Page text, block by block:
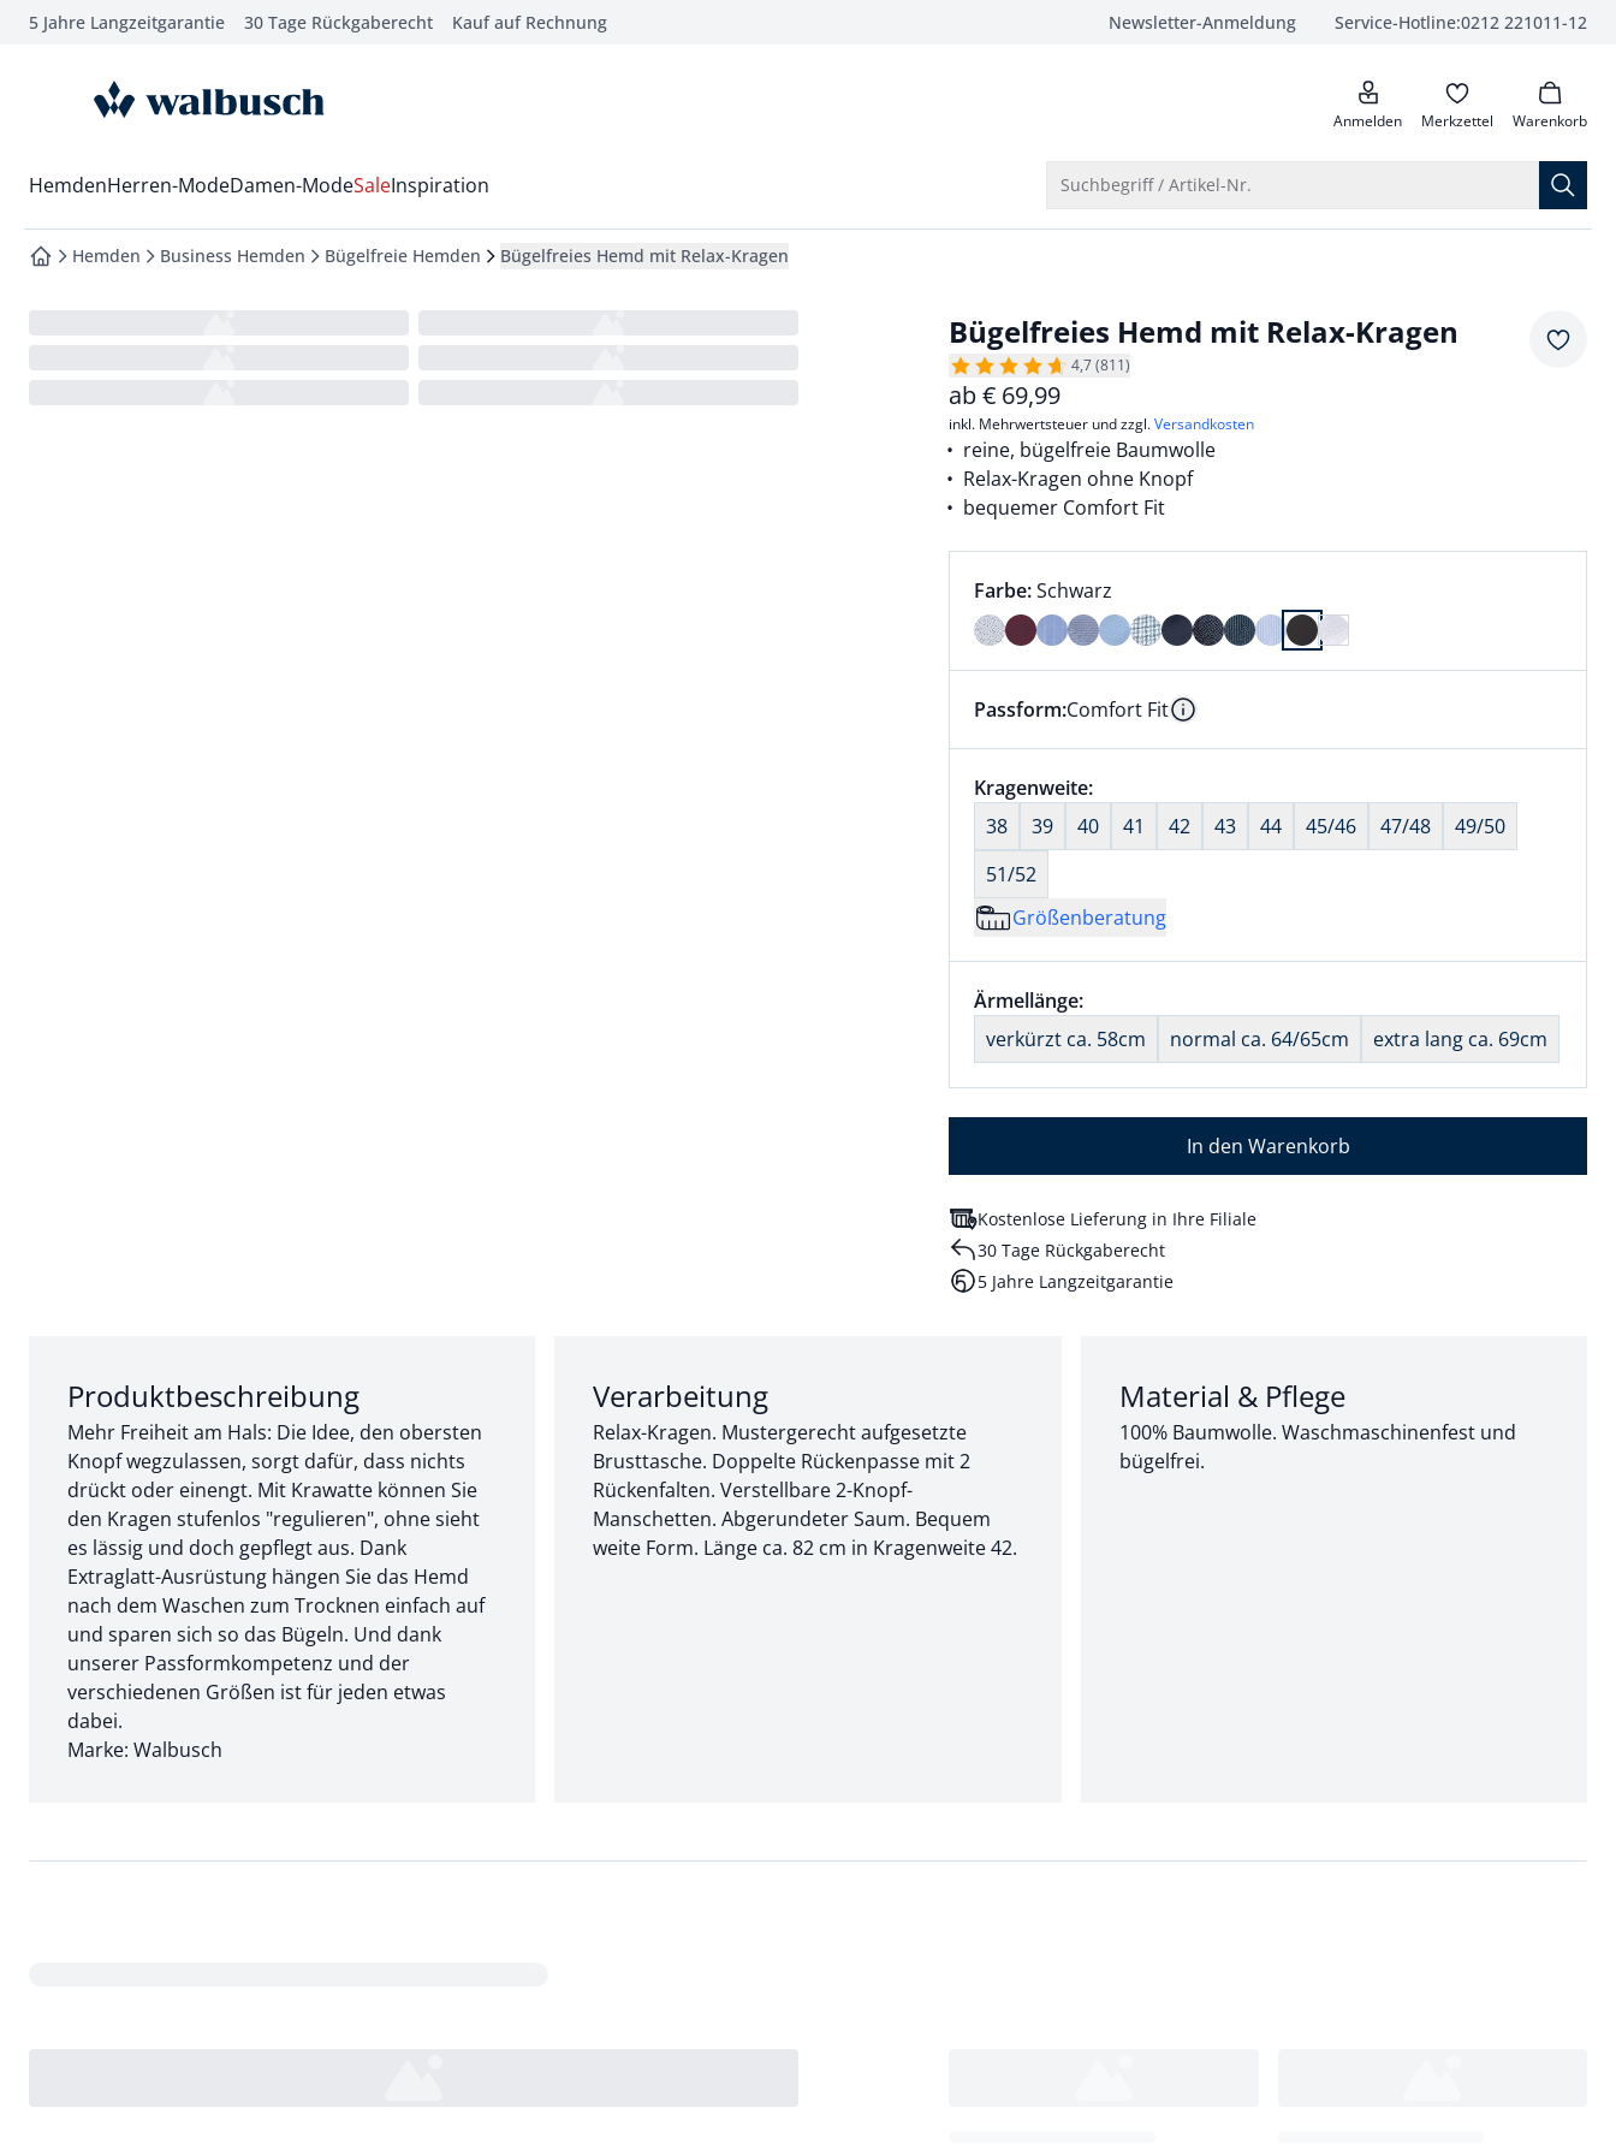
springen
springen
springen
5 Jahre Langzeitgarantie 30 Tage Rückgaberecht Kauf auf Rechnung Newsletter-Anmeldung Service-Hotline:0212 221011-12
anrufen
zur Startseite Anmelden Merkzettel Warenkorb
Wechsel in das Menü mit Pfeil-Runter Taste
HemdenHerren-ModeDamen-ModeSaleInspiration Suchbegriff / Artikel-Nr.
zur Startseite
Hemden Business Hemden Bügelfreie Hemden Bügelfreies Hemd mit Relax-Kragen
Bügelfreies Hemd mit Relax-Kragen
4,7 (811)
ab€ 69,99
inkl. Mehrwertsteuer und zzgl.Versandkosten
reine, bügelfreie Baumwolle
Relax-Kragen ohne Knopf
bequemer Comfort Fit
Farbauswahl:
Farbe:aktuell ausgewählt:
Schwarz
Farbe Schwarz ausgewählt
Dieser Artikel hat die Passform Comfort Fit. für Informationen zu
Passform:Comfort Fit Information
Größenauswahl:
Kragenweite:nichts ausgewählt
38
39 40 41 42 43 44 45/46 47/48
49/50
51/52
Größenberatung
Größenauswahl:
Ärmellänge:nichts ausgewählt
verkürzt ca. 58cm
normal ca. 64/65cm extra lang ca. 69cm
In den Warenkorb
Kostenlose Lieferung in Ihre Filiale
30 Tage Rückgaberecht
5 Jahre Langzeitgarantie
Abschnitt 1 von 3:
Produktbeschreibung
Mehr Freiheit am Hals: Die Idee, den obersten
Knopf wegzulassen, sorgt dafür, dass nichts
drückt oder einengt. Mit Krawatte können Sie
den Kragen stufenlos "regulieren", ohne sieht
es lässig und doch gepflegt aus. Dank
Extraglatt-Ausrüstung hängen Sie das Hemd
nach dem Waschen zum Trocknen einfach auf
und sparen sich so das Bügeln. Und dank
unserer Passformkompetenz und der
verschiedenen Größen ist für jeden etwas
dabei.
Marke: Walbusch
Abschnitt 2 von 3:
Verarbeitung
Relax-Kragen. Mustergerecht aufgesetzte
Brusttasche. Doppelte Rückenpasse mit 2
Rückenfalten. Verstellbare 2-Knopf-
Manschetten. Abgerundeter Saum. Bequem
weite Form. Länge ca. 82 cm in Kragenweite 42.
Abschnitt 3 von 3:
Material & Pflege
100% Baumwolle. Waschmaschinenfest und
bügelfrei.